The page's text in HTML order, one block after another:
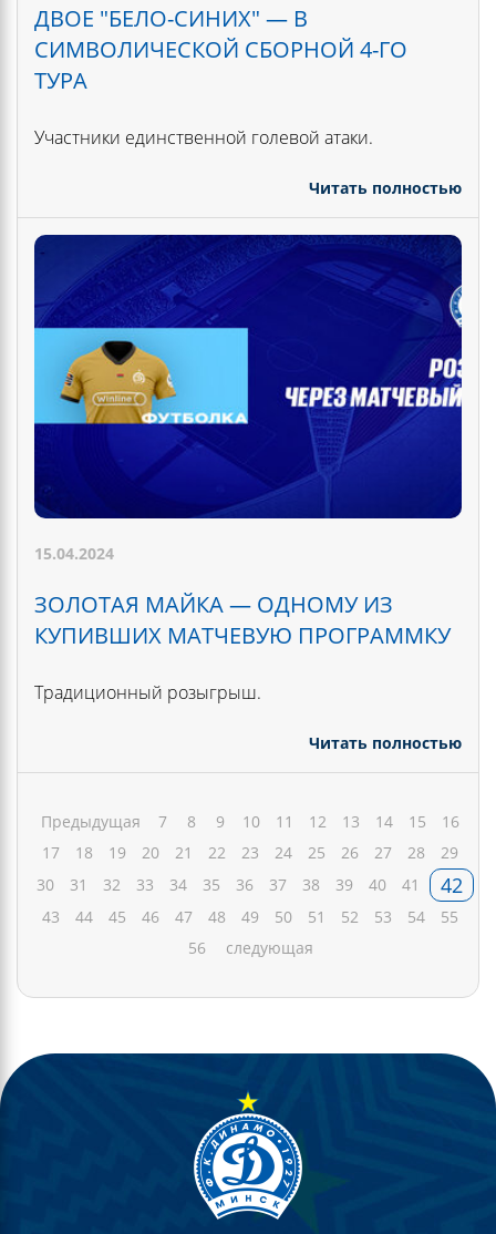
ДВОЕ "БЕЛО-СИНИХ" — В
СИМВОЛИЧЕСКОЙ СБОРНОЙ 4-ГО
ТУРА
Участники единственной голевой атаки.
Читать полностью
15.04.2024
ЗОЛОТАЯ МАЙКА — ОДНОМУ ИЗ
КУПИВШИХ МАТЧЕВУЮ ПРОГРАММКУ
Традиционный розыгрыш.
Читать полностью
Предыдущая 7 8 9 10 11 12 13 14 15
16
17
18 19 20 21 22 23 24 25 26 27 28
29
30
31 32 33 34 35 36 37 38 39 40 41 42
43 44 45 46 47 48 49 50 51 52 53 54
55
56
следующая